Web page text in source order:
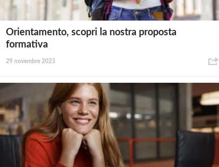
Orientamento, scopri la nostra proposta
formativa
29 novembre 2023